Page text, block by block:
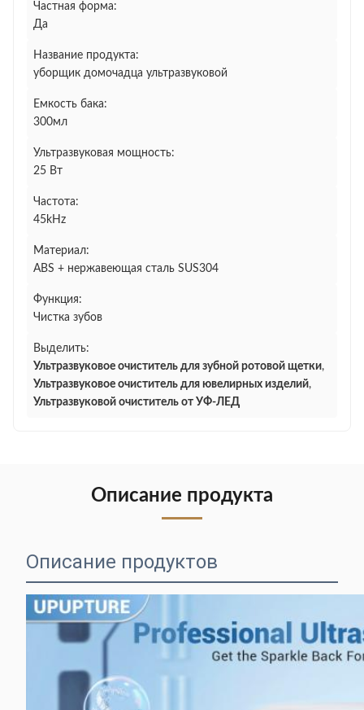
Частная форма:
Да
Название продукта:
уборщик домочадца ультразвуковой
Емкость бака:
300мл
Ультразвуковая мощность:
25 Вт
Частота:
45kHz
Материал:
ABS + нержавеющая сталь SUS304
Функция:
Чистка зубов
Выделить:
Ультразвуковое очиститель для зубной ротовой щетки,
Ультразвуковое очиститель для ювелирных изделий,
Ультразвуковой очиститель от УФ-ЛЕД
Описание продукта
Описание продуктов